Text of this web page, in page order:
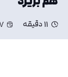
11 دقیقه 7